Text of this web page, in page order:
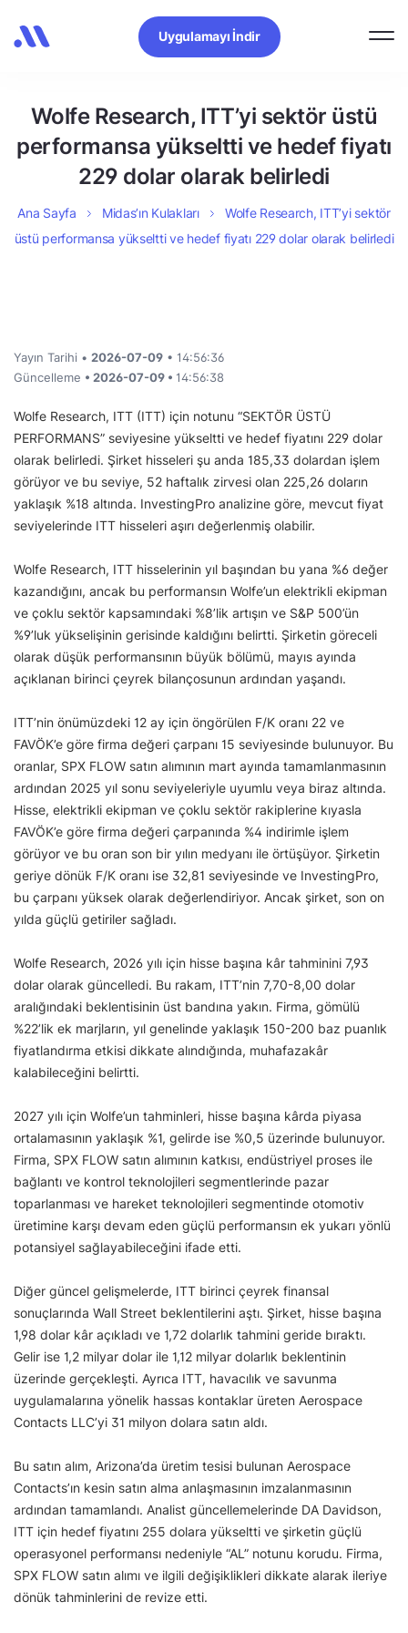
Uygulamayı İndir
Wolfe Research, ITT’yi sektör üstü
performansa yükseltti ve hedef fiyatı
229 dolar olarak belirledi
Ana Sayfa Midas’ın Kulakları
Wolfe Research, ITT’yi sektör
üstü performansa yükseltti ve hedef fiyatı 229 dolar olarak belirledi
Yayın Tarihi • 2026-07-09 • 14:56:36
Güncelleme • 2026-07-09 • 14:56:38
Wolfe Research, ITT (ITT) için notunu “SEKTÖR ÜSTÜ
PERFORMANS” seviyesine yükseltti ve hedef fiyatını 229 dolar
olarak belirledi. Şirket hisseleri şu anda 185,33 dolardan işlem
görüyor ve bu seviye, 52 haftalık zirvesi olan 225,26 doların
yaklaşık %18 altında. InvestingPro analizine göre, mevcut fiyat
seviyelerinde ITT hisseleri aşırı değerlenmiş olabilir.
Wolfe Research, ITT hisselerinin yıl başından bu yana %6 değer
kazandığını, ancak bu performansın Wolfe’un elektrikli ekipman
ve çoklu sektör kapsamındaki %8’lik artışın ve S&P 500’ün
%9’luk yükselişinin gerisinde kaldığını belirtti. Şirketin göreceli
olarak düşük performansının büyük bölümü, mayıs ayında
açıklanan birinci çeyrek bilançosunun ardından yaşandı.
ITT’nin önümüzdeki 12 ay için öngörülen F/K oranı 22 ve
FAVÖK’e göre firma değeri çarpanı 15 seviyesinde bulunuyor. Bu
oranlar, SPX FLOW satın alımının mart ayında tamamlanmasının
ardından 2025 yıl sonu seviyeleriyle uyumlu veya biraz altında.
Hisse, elektrikli ekipman ve çoklu sektör rakiplerine kıyasla
FAVÖK’e göre firma değeri çarpanında %4 indirimle işlem
görüyor ve bu oran son bir yılın medyanı ile örtüşüyor. Şirketin
geriye dönük F/K oranı ise 32,81 seviyesinde ve InvestingPro,
bu çarpanı yüksek olarak değerlendiriyor. Ancak şirket, son on
yılda güçlü getiriler sağladı.
Wolfe Research, 2026 yılı için hisse başına kâr tahminini 7,93
dolar olarak güncelledi. Bu rakam, ITT’nin 7,70-8,00 dolar
aralığındaki beklentisinin üst bandına yakın. Firma, gömülü
%22’lik ek marjların, yıl genelinde yaklaşık 150-200 baz puanlık
fiyatlandırma etkisi dikkate alındığında, muhafazakâr
kalabileceğini belirtti.
2027 yılı için Wolfe’un tahminleri, hisse başına kârda piyasa
ortalamasının yaklaşık %1, gelirde ise %0,5 üzerinde bulunuyor.
Firma, SPX FLOW satın alımının katkısı, endüstriyel proses ile
bağlantı ve kontrol teknolojileri segmentlerinde pazar
toparlanması ve hareket teknolojileri segmentinde otomotiv
üretimine karşı devam eden güçlü performansın ek yukarı yönlü
potansiyel sağlayabileceğini ifade etti.
Diğer güncel gelişmelerde, ITT birinci çeyrek finansal
sonuçlarında Wall Street beklentilerini aştı. Şirket, hisse başına
1,98 dolar kâr açıkladı ve 1,72 dolarlık tahmini geride bıraktı.
Gelir ise 1,2 milyar dolar ile 1,12 milyar dolarlık beklentinin
üzerinde gerçekleşti. Ayrıca ITT, havacılık ve savunma
uygulamalarına yönelik hassas kontaklar üreten Aerospace
Contacts LLC’yi 31 milyon dolara satın aldı.
Bu satın alım, Arizona’da üretim tesisi bulunan Aerospace
Contacts’ın kesin satın alma anlaşmasının imzalanmasının
ardından tamamlandı. Analist güncellemelerinde DA Davidson,
ITT için hedef fiyatını 255 dolara yükseltti ve şirketin güçlü
operasyonel performansı nedeniyle “AL” notunu korudu. Firma,
SPX FLOW satın alımı ve ilgili değişiklikleri dikkate alarak ileriye
dönük tahminlerini de revize etti.